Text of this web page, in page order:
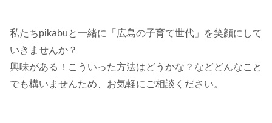
私たちpikabuと一緒に「広島の子育て世代」を笑顔にして
いきませんか？
興味がある！こういった方法はどうかな？などどんなこと
でも構いませんため、お気軽にご相談ください。